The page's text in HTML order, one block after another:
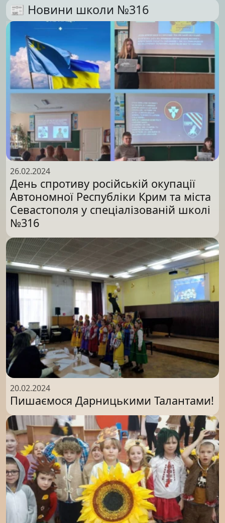
📰 Новини школи №316
26.02.2024
День спротиву російській окупації
Автономної Республіки Крим та міста
Севастополя у спеціалізованій школі
№316
20.02.2024
Пишаємося Дарницькими Талантами!